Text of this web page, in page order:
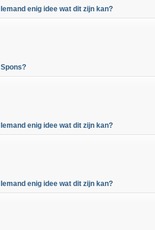
Iemand enig idee wat dit zijn kan?
Spons?
Iemand enig idee wat dit zijn kan?
Iemand enig idee wat dit zijn kan?